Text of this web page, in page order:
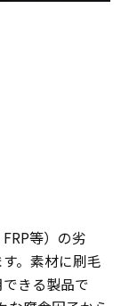
等）の劣
。素材に刷毛
きる製品で